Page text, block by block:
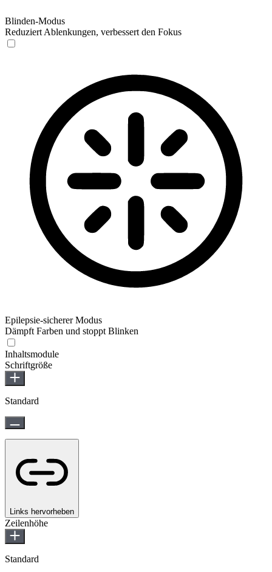
Blinden-Modus
Reduziert Ablenkungen, verbessert den Fokus
Epilepsie-sicherer Modus
Dämpft Farben und stoppt Blinken
Inhaltsmodule
Schriftgröße
Standard
Links hervorheben
Zeilenhöhe
Standard